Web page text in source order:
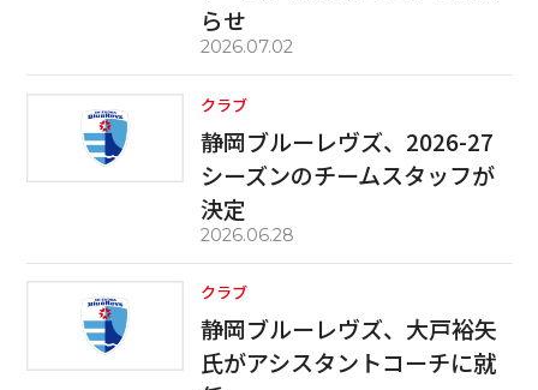
らせ
2026.07.02
クラブ
静岡ブルーレヴズ、2026-27
シーズンのチームスタッフが
決定
2026.06.28
クラブ
静岡ブルーレヴズ、大戸裕矢
氏がアシスタントコーチに就